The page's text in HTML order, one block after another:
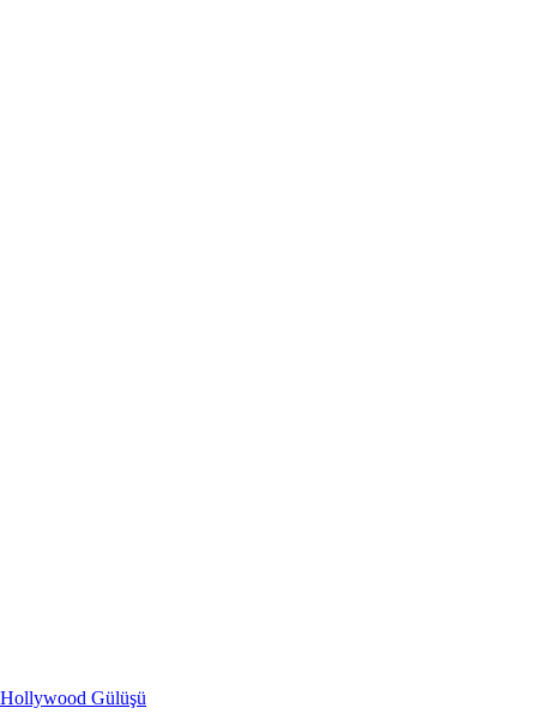
Hollywood Gülüşü